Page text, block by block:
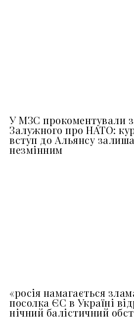
У МЗС прокоментували
Залужного про НАТО:
вступ до Альянсу
незмінним
«росія намагається
посолка ЄС в Україні
нічний балістичний